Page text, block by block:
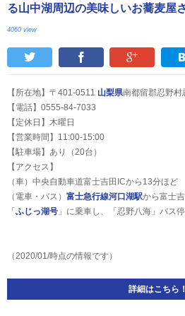
る山中湖周辺の美味しいお蕎麦屋
4060 view
【所在地】〒401-0511 山梨県南都留郡忍野村
【電話】0555-84-7033
【定休日】木曜日
【営業時間】11:00‐15:00
【駐車場】あり（20台）
【アクセス】
（車）中央自動車道富士吉田ICから13分ほど
（電車・バス） 富士急行線河口湖駅から富士吉
「 ふじっ湖号 」に乗車し、「忍野八海」バス
（2020/01/時点の情報です）
詳細はこちら！